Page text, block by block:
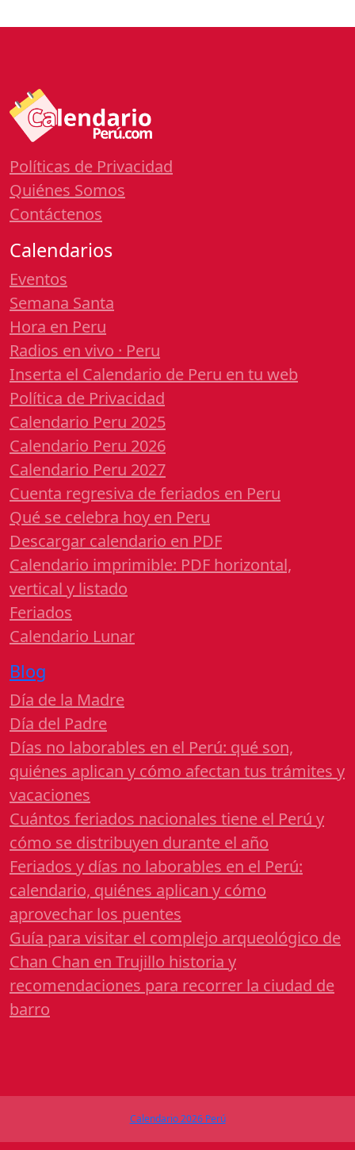
Políticas de Privacidad
Quiénes Somos
Contáctenos
Calendarios
Eventos
Semana Santa
Hora en Peru
Radios en vivo · Peru
Inserta el Calendario de Peru en tu web
Política de Privacidad
Calendario Peru 2025
Calendario Peru 2026
Calendario Peru 2027
Cuenta regresiva de feriados en Peru
Qué se celebra hoy en Peru
Descargar calendario en PDF
Calendario imprimible: PDF horizontal,
vertical y listado
Feriados
Calendario Lunar
Blog
Día de la Madre
Día del Padre
Días no laborables en el Perú: qué son,
quiénes aplican y cómo afectan tus trámites y
vacaciones
Cuántos feriados nacionales tiene el Perú y
cómo se distribuyen durante el año
Feriados y días no laborables en el Perú:
calendario, quiénes aplican y cómo
aprovechar los puentes
Guía para visitar el complejo arqueológico de
Chan Chan en Trujillo historia y
recomendaciones para recorrer la ciudad de
barro
Calendario 2026 Perú